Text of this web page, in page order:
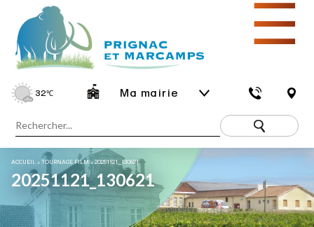
32℃ Ma mairie
☰
ACCUEIL »TOURNAGE FILM»20251121_130621
20251121_130621